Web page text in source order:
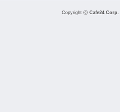
Copyright ⓒ Cafe24 Corp.